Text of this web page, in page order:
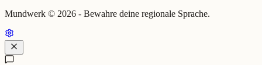
Mundwerk © 2026 - Bewahre deine regionale Sprache.